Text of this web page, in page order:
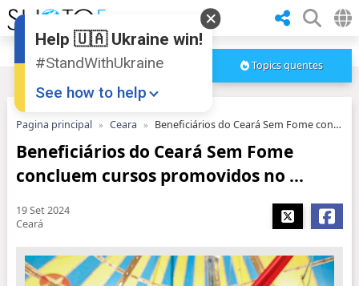
Topics quentes
Pagina principal Ceara Beneficiários do Ceará Sem Fome concluem cursos promovidos no ...
Beneficiários do Ceará Sem Fome
concluem cursos promovidos no ...
19 Set 2024
Ceará
Help 🇺🇦 Ukraine win!
#StandWithUkraine
See how to help
Support Ukraine
❤